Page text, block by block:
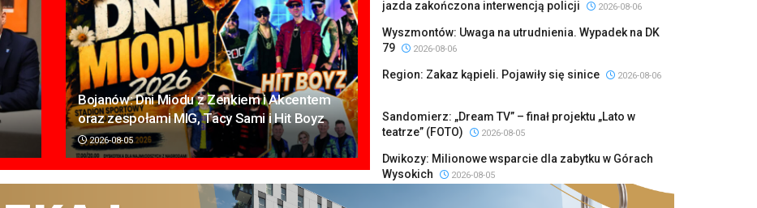
Bojanów: Dni Miodu z Zenkiem i Akcentem
oraz zespołami MIG, Tacy Sami i Hit Boyz
2026-08-05
jazda zakończona interwencją policji
2026-08-06
Wyszmontów: Uwaga na utrudnienia. Wypadek na DK
79
2026-08-06
Region: Zakaz kąpieli. Pojawiły się sinice 2026-08-06
Sandomierz: „Dream TV” – finał projektu „Lato w
teatrze” (FOTO)
2026-08-05
Dwikozy: Milionowe wsparcie dla zabytku w Górach
Wysokich
2026-08-05